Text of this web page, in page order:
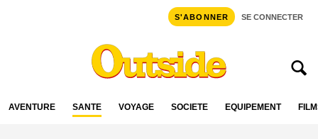
S'ABONNER SE CONNECTER
AVENTURE SANTÉ VOYAGE SOCIÉTÉ ÉQUIPEMENT